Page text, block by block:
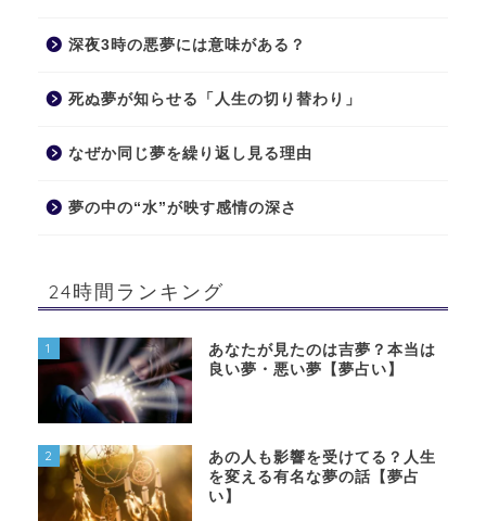
深夜3時の悪夢には意味がある？
死ぬ夢が知らせる「人生の切り替わり」
なぜか同じ夢を繰り返し見る理由
夢の中の“水”が映す感情の深さ
24時間ランキング
1
あなたが見たのは吉夢？本当は
良い夢・悪い夢【夢占い】
2
あの人も影響を受けてる？人生
を変える有名な夢の話【夢占
い】